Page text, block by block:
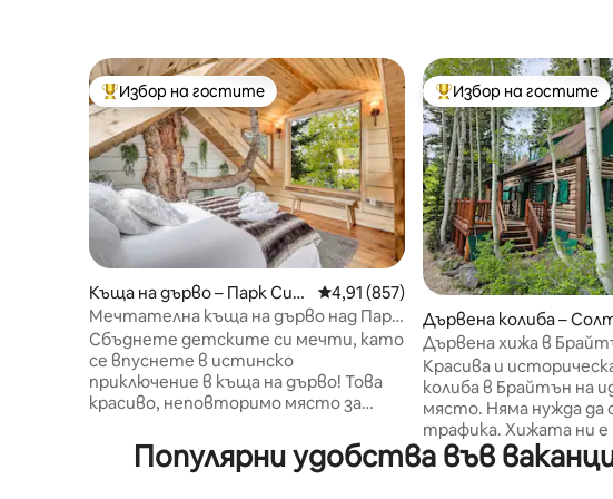
Най-популярен избор на гостите
Избор на гостите
Къща на дърво – Парк Сит
и
Средна оценка: 4,91 от 5, 857
4,91 (857)
Мечтателна къща на дърво над Парк
Сити с прозорец на покрива
Сбъднете детските си мечти, като
се впуснете в истинско
приключение в къща на дърво! Това
красиво, неповторимо място за
надморска височина и е заобиколено
от 200-годишна ела. Достъпно само
Най-популярен избор
Избор на гостите
Дървена колиба –
йк Сити
Дървена хижа в
ски лифтовете!
Красива и
колиба в Брайтън на
място. Няма нужда да
трафика. Хижата ни е
разстояние от
Стремихме се да
му красота, като
Популярни удобства във